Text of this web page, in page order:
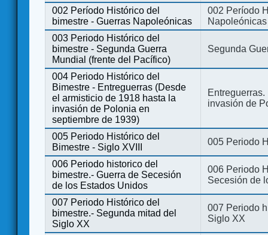
002 Período Histórico del
bimestre - Guerras Napoleónicas
002 Período
Napoleónicas
003 Periodo Histórico del
bimestre - Segunda Guerra
Mundial (frente del Pacífico)
Segunda
004 Periodo Histórico del
Bimestre - Entreguerras (Desde
el armisticio de 1918 hasta la
invasión de Polonia en
septiembre de 1939)
invasión de
005 Periodo Histórico del
Bimestre - Siglo XVIII
005 Periodo
006 Periodo historico del
bimestre.- Guerra de Secesión
de los Estados Unidos
006 Periodo
Secesión de
007 Periodo Histórico del
bimestre.- Segunda mitad del
Siglo XX
007 Periodo
Siglo XX